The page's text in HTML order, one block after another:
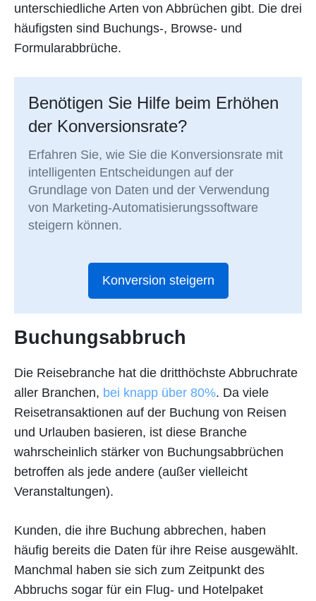
unterschiedliche Arten von Abbrüchen gibt. Die drei
häufigsten sind Buchungs-, Browse- und
Formularabbrüche.
Benötigen Sie Hilfe beim Erhöhen
der Konversionsrate?
Erfahren Sie, wie Sie die Konversionsrate mit
intelligenten Entscheidungen auf der
Grundlage von Daten und der Verwendung
von Marketing-Automatisierungssoftware
steigern können.
Konversion steigern
Buchungsabbruch
Die Reisebranche hat die dritthöchste Abbruchrate
aller Branchen, bei knapp über 80%. Da viele
Reisetransaktionen auf der Buchung von Reisen
und Urlauben basieren, ist diese Branche
wahrscheinlich stärker von Buchungsabbrüchen
betroffen als jede andere (außer vielleicht
Veranstaltungen).
Kunden, die ihre Buchung abbrechen, haben
häufig bereits die Daten für ihre Reise ausgewählt.
Manchmal haben sie sich zum Zeitpunkt des
Abbruchs sogar für ein Flug- und Hotelpaket